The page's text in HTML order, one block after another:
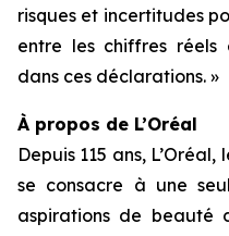
risques et incertitudes
entre les chiffres
dans ces déclarations. »
À propos de L’Oréal
Depuis 115 ans,
se consacre à une
aspirations de beauté